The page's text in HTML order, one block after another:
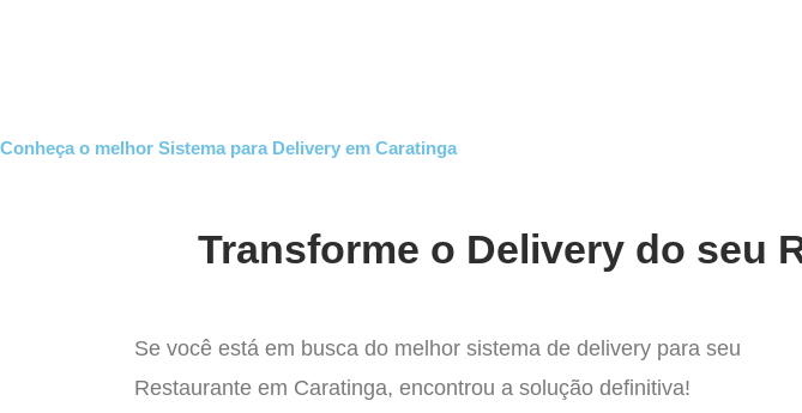
Conheça o melhor Sistema para Delivery em Caratinga
Transforme o Delivery do seu
Se você está em busca do melhor sistema de delivery para seu
Restaurante em Caratinga, encontrou a solução definitiva!